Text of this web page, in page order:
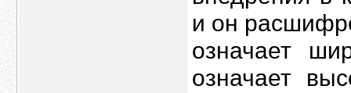
и он
означает
означает